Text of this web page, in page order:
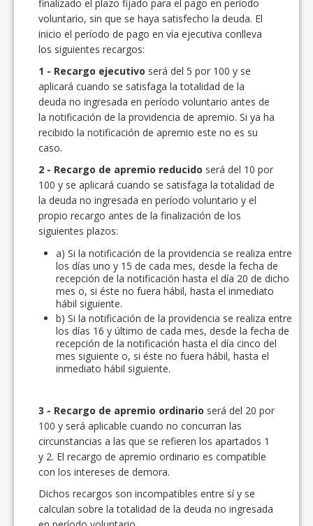
finalizado el plazo fijado para el pago en período
voluntario, sin que se haya satisfecho la deuda. El
inicio el período de pago en vía ejecutiva conlleva
los siguientes recargos:
1 - Recargo ejecutivo será del 5 por 100 y se
aplicará cuando se satisfaga la totalidad de la
deuda no ingresada en período voluntario antes de
la notificación de la providencia de apremio. Si ya ha
recibido la notificación de apremio este no es su
caso.
2 - Recargo de apremio reducido será del 10 por
100 y se aplicará cuando se satisfaga la totalidad de
la deuda no ingresada en período voluntario y el
propio recargo antes de la finalización de los
siguientes plazos:
a) Si la notificación de la providencia se realiza entre
los días uno y 15 de cada mes, desde la fecha de
recepción de la notificación hasta el día 20 de dicho
mes o, si éste no fuera hábil, hasta el inmediato
hábil siguiente.
b) Si la notificación de la providencia se realiza entre
los días 16 y último de cada mes, desde la fecha de
recepción de la notificación hasta el día cinco del
mes siguiente o, si éste no fuera hábil, hasta el
inmediato hábil siguiente.
3 - Recargo de apremio ordinario será del 20 por
100 y será aplicable cuando no concurran las
circunstancias a las que se refieren los apartados 1
y 2. El recargo de apremio ordinario es compatible
con los intereses de demora.
Dichos recargos son incompatibles entre sí y se
calculan sobre la totalidad de la deuda no ingresada